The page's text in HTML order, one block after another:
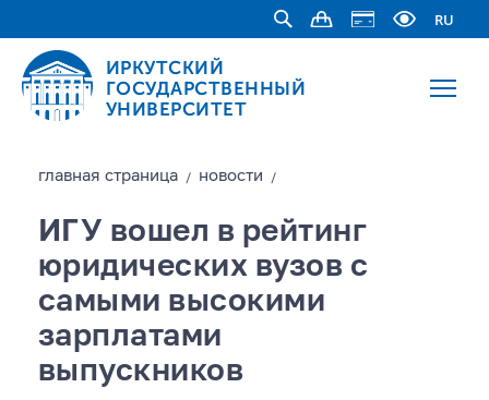
RU
ИРКУТСКИЙ
ГОСУДАРСТВЕННЫЙ
УНИВЕРСИТЕТ
главная страницa / новости /
ИГУ вошел в рейтинг
юридических вузов с
самыми высокими
зарплатами
выпускников